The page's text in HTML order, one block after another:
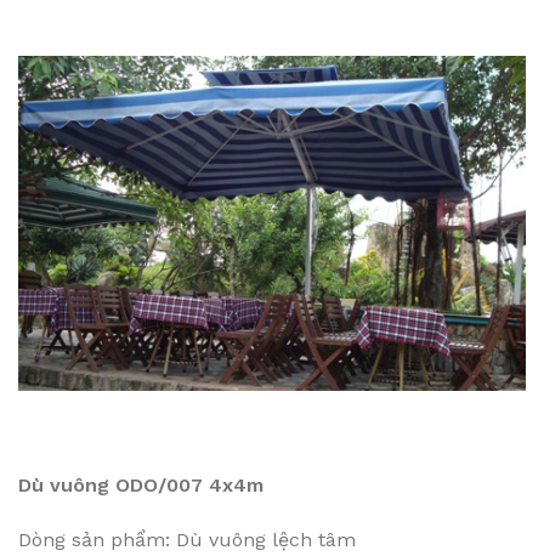
Dù vuông ODO/007 4x4m
Dòng sản phẩm: Dù vuông lệch tâm